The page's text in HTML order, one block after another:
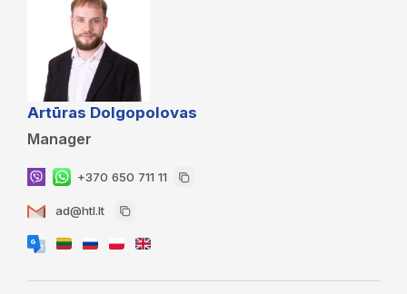
Artūras Dolgopolovas
Manager
+370 650 711 11
ad@htl.lt